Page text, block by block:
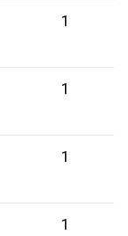
1
1
1
1